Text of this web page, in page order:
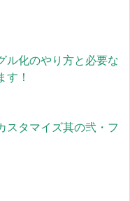
ル化のやり方と必要な
す！
タマイズ其の弐・フ